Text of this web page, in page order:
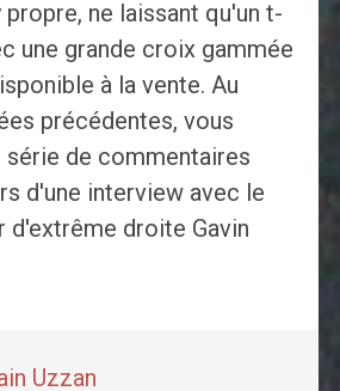
ne laissant qu'un t-
une grande croix gammée
à la vente. Au
précédentes, vous
série de commentaires
d'une interview avec le
d'extrême droite Gavin
Uzzan